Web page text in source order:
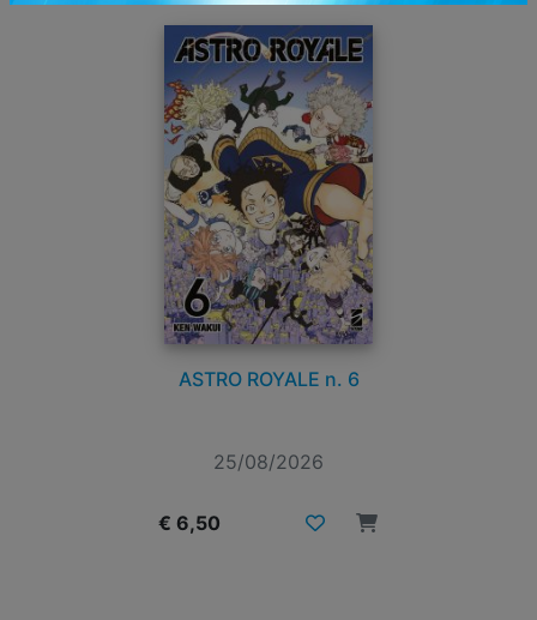
ASTRO ROYALE n. 6
25/08/2026
€ 6,50